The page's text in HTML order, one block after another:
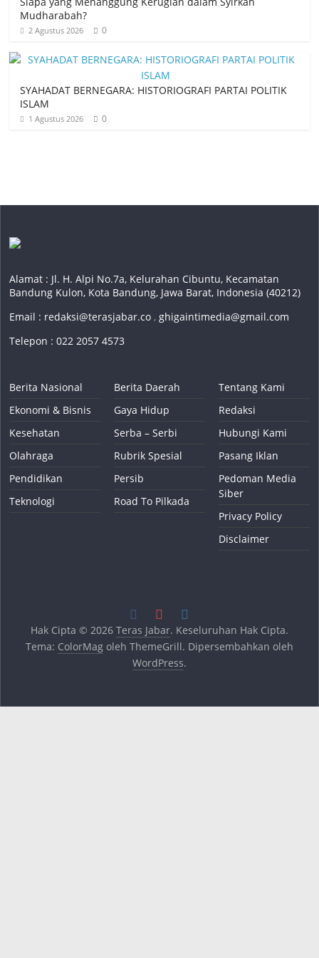
Mudharabah?
2 Agustus 2026 0
SYAHADAT BERNEGARA: HISTORIOGRAFI PARTAI POLITIK
ISLAM
1 Agustus 2026 0
Alamat : Jl. H. Alpi No.7a, Kelurahan Cibuntu, Kecamatan
Bandung Kulon, Kota Bandung, Jawa Barat, Indonesia (40212)
Email : redaksi@terasjabar.co ,ghigaintimedia@gmail.com
Telepon : 022 2057 4573
Berita Nasional
Ekonomi & Bisnis
Kesehatan
Olahraga
Pendidikan
Teknologi
Berita Daerah
Gaya Hidup
Serba – Serbi
Rubrik Spesial
Persib
Road To Pilkada
Tentang Kami
Redaksi
Hubungi Kami
Pasang Iklan
Pedoman Media
Siber
Privacy Policy
Disclaimer
Hak Cipta © 2026 Teras Jabar. Keseluruhan Hak Cipta.
Tema: ColorMagoleh ThemeGrill. Dipersembahkan oleh
WordPress.